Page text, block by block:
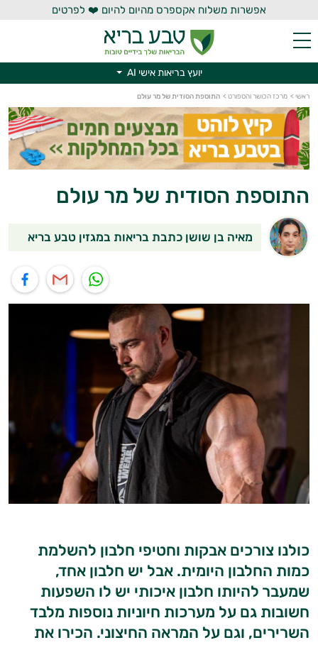
אפשרות משלוח אקספרס מהיום להיום ❤️ לפרטים
יועץ בריאות אישי AI
ראשי > מרכז הכושר והספורט > התוספת הסודית של מר עולם
התוספת הסודית של מר עולם
מאיה בן שושן כתבת בריאות במגזין טבע בריא
כולנו צורכים אבקות וחטיפי חלבון להשלמת
כמות החלבון היומית. אבל יש חלבון אחד,
שמעבר להיותו חלבון איכותי יש לו השפעות
חשובות גם על מערכות חיוניות נוספות מלבד
השרירים, וגם על המראה החיצוני. הכירו את
יועץ בריאות אישי AI